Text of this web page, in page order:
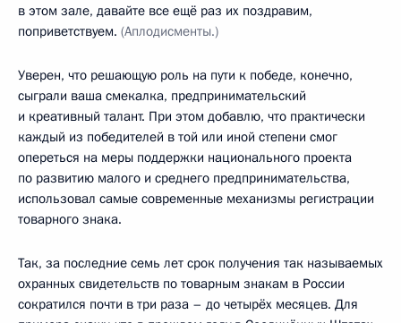
в этом зале, давайте все ещё раз их поздравим,
поприветствуем. (Аплодисменты.)
Уверен, что решающую роль на пути к победе, конечно,
сыграли ваша смекалка, предпринимательский
и креативный талант. При этом добавлю, что практически
каждый из победителей в той или иной степени смог
опереться на меры поддержки национального проекта
по развитию малого и среднего предпринимательства,
использовал самые современные механизмы регистрации
товарного знака.
Так, за последние семь лет срок получения так называемых
охранных свидетельств по товарным знакам в России
сократился почти в три раза – до четырёх месяцев. Для